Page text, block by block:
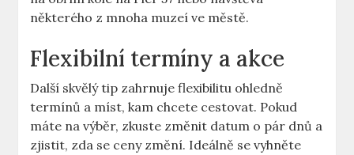
některého z mnoha muzeí ve městě.
Flexibilní termíny a akce
Další skvělý tip zahrnuje flexibilitu ohledně
termínů a míst, kam chcete cestovat. Pokud
máte na výběr, zkuste změnit datum o pár dnů a
zjistit, zda se ceny změní. Ideálně se vyhněte